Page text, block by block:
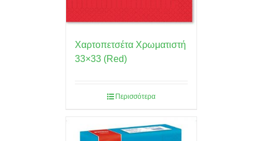
Χαρτοπετσέτα Χρωματιστή
33×33 (Red)
Περισσότερα